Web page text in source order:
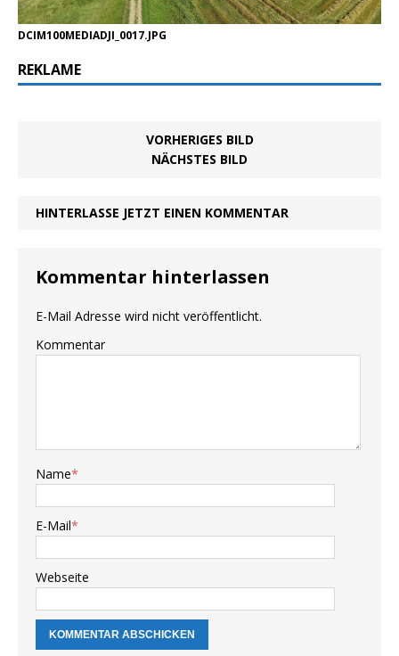
DCIM100MEDIADJI_0017.JPG
REKLAME
VORHERIGES BILD
NÄCHSTES BILD
HINTERLASSE JETZT EINEN KOMMENTAR
Kommentar hinterlassen
E-Mail Adresse wird nicht veröffentlicht.
Kommentar
Name*
E-Mail*
Webseite